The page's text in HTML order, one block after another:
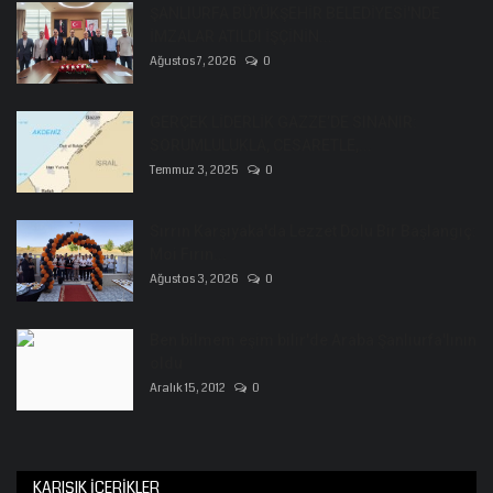
Ağustos 7, 2026 0
Temmuz 3, 2025 0
Ağustos 3, 2026 0
Aralık 15, 2012 0
KARIŞIK İÇERIKLER